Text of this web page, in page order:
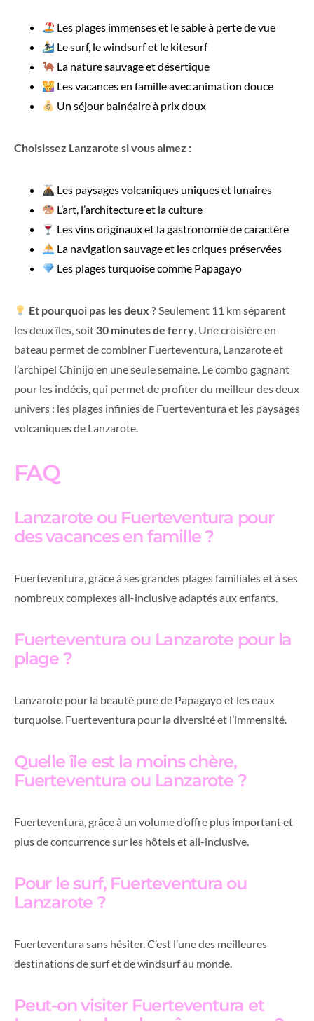
Les plages immenses et le sable à perte de vue
Le surf, le windsurf et le kitesurf
La nature sauvage et désertique
Les vacances en famille avec animation douce
Un séjour balnéaire à prix doux
Choisissez Lanzarote si vous aimez :
Les paysages volcaniques uniques et lunaires
L’art, l’architecture et la culture
Les vins originaux et la gastronomie de caractère
La navigation sauvage et les criques préservées
Les plages turquoise comme Papagayo
Et pourquoi pas les deux ?Seulement 11 km séparent
les deux îles, soit 30 minutes de ferry. Une croisière en
bateau permet de combiner Fuerteventura, Lanzarote et
l’archipel Chinijo en une seule semaine. Le combo gagnant
pour les indécis, qui permet de profiter du meilleur des deux
univers : les plages infinies de Fuerteventura et les paysages
volcaniques de Lanzarote.
FAQ
Lanzarote ou Fuerteventura pour
des vacances en famille ?
Fuerteventura, grâce à ses grandes plages familiales et à ses
nombreux complexes all-inclusive adaptés aux enfants.
Fuerteventura ou Lanzarote pour la
plage ?
Lanzarote pour la beauté pure de Papagayo et les eaux
turquoise. Fuerteventura pour la diversité et l’immensité.
Quelle île est la moins chère,
Fuerteventura ou Lanzarote ?
Fuerteventura, grâce à un volume d’offre plus important et
plus de concurrence sur les hôtels et all-inclusive.
Pour le surf, Fuerteventura ou
Lanzarote ?
Fuerteventura sans hésiter. C’est l’une des meilleures
destinations de surf et de windsurf au monde.
Peut-on visiter Fuerteventura et